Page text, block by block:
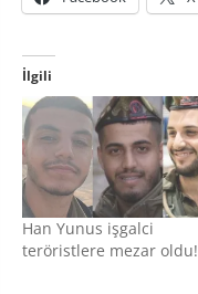
İlgili
Han Yunus işgalci
teröristlere mezar oldu!